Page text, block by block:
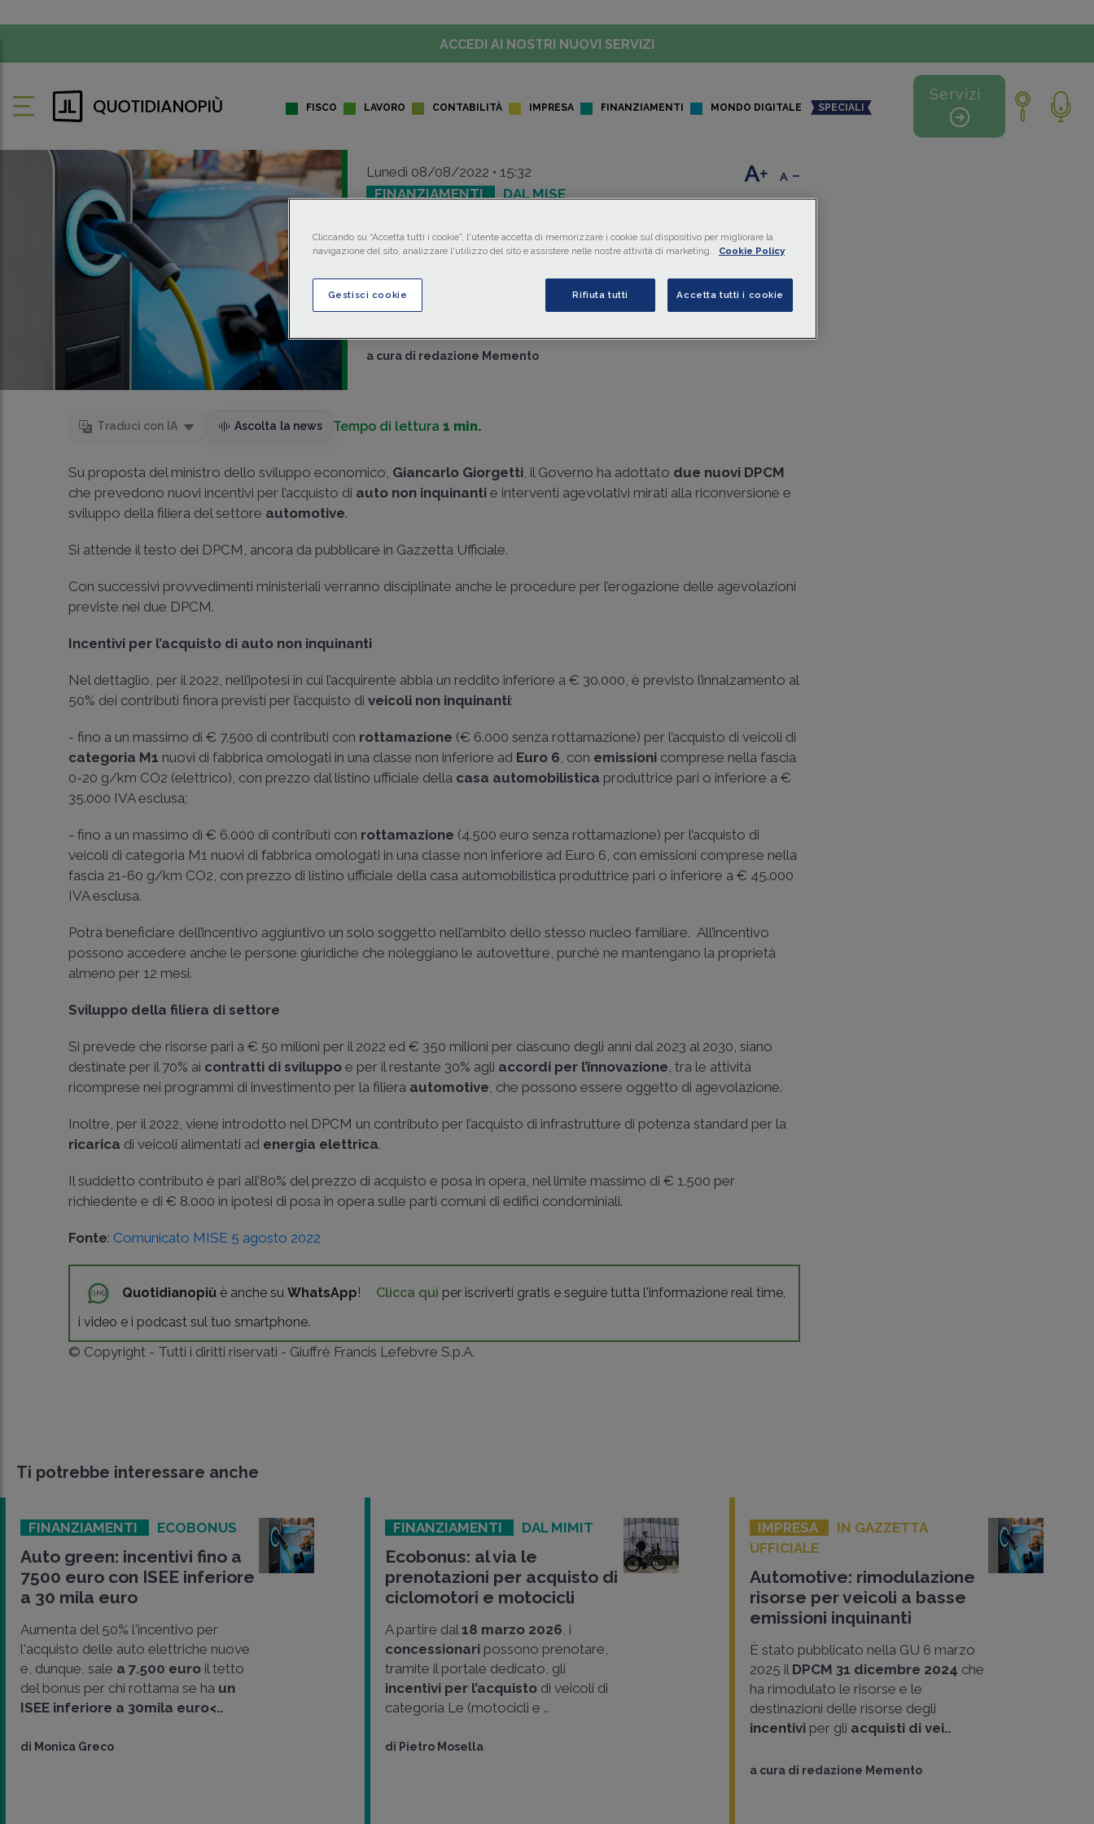
ACCEDI AI NOSTRI NUOVI SERVIZI
FISCO LAVORO CONTABILITÀ IMPRESA FINANZIAMENTI MONDO DIGITALE SPECIALI
Servizi
Lunedì 08/08/2022 • 15:32
FINANZIAMENTI
DAL MISE
inquinanti
Il Governo ha previsto nuovi incentiviper l’acquisto diauto non
inquinanti
e interventi agevolativi mirati alla riconversionee allo
a cura di redazione Memento
+ -
CONDIVIDI
Traduci con IA Ascolta la news Tempo di lettura1 min.
Su proposta del ministro dello sviluppo economico, Giancarlo Giorgetti, il Governo ha adottato due nuovi DPCM
che prevedono nuovi incentivi per l’acquisto di auto non inquinanti e interventi agevolativi mirati alla riconversione e
sviluppo della filiera del settore automotive.
Si attende il testo dei DPCM, ancora da pubblicare in Gazzetta Ufficiale.
Con successivi provvedimenti ministeriali verranno disciplinate anche le procedure per l’erogazione delle agevolazioni
previste nei due DPCM.
Incentivi per l’acquisto di auto non inquinanti
Nel dettaglio, per il 2022, nell’ipotesi in cui l’acquirente abbia un reddito inferiore a € 30.000, è previsto l’innalzamento al
50% dei contributi finora previsti per l’acquisto diveicoli non inquinanti:
- fino a un massimo di € 7.500 di contributi con rottamazione (€ 6.000 senza rottamazione) per l’acquisto di veicoli di
categoria M1 nuovi di fabbrica omologati in una classe non inferiore ad Euro 6, con emissioni comprese nella fascia
0-20 g/km CO2 (elettrico), con prezzo dal listino ufficiale della casa automobilistica produttrice pari o inferiore a €
35.000 IVA esclusa;
- fino a un massimo di € 6.000 di contributi con rottamazione (4.500 euro senza rottamazione) per l’acquisto di
veicoli di categoria M1 nuovi di fabbrica omologati in una classe non inferiore ad Euro 6, con emissioni comprese nella
fascia 21-60 g/km CO2, con prezzo di listino ufficiale della casa automobilistica produttrice pari o inferiore a € 45.000
IVA esclusa.
Potrà beneficiare dell’incentivo aggiuntivo un solo soggetto nell’ambito dello stesso nucleo familiare. All’incentivo
possono accedere anche le persone giuridiche che noleggiano le autovetture, purché ne mantengano la proprietà
almeno per 12 mesi.
Sviluppo della filiera di settore
Si prevede che risorse pari a € 50 milioni per il 2022 ed € 350 milioni per ciascuno degli anni dal 2023 al 2030, siano
destinate per il 70% ai contratti di sviluppo e per il restante 30% agli accordi per l’innovazione, tra le attività
ricomprese nei programmi di investimento per la filiera automotive, che possono essere oggetto di agevolazione.
Inoltre, per il 2022, viene introdotto nel DPCM un contributo per l’acquisto di infrastrutture di potenza standard per la
ricarica di veicoli alimentati ad energia elettrica.
Il suddetto contributo è pari all’80% del prezzo di acquisto e posa in opera, nel limite massimo di € 1.500 per
richiedente e di € 8.000 in ipotesi di posa in opera sulle parti comuni di edifici condominiali.
Fonte: Comunicato MISE 5 agosto 2022
Quotidianopiù è anche suWhatsApp! Clicca qui per iscriverti gratis e seguire tutta l'informazione real time,
i video e i podcast sul tuo smartphone.
© Copyright - Tutti i diritti riservati - Giuffrè Francis Lefebvre S.p.A.
Ti potrebbe interessare anche
FINANZIAMENTI ECOBONUS
Auto green: incentivi fino a
7500 euro con ISEE inferiore
a 30 mila euro
Aumenta del 50% l'incentivo per
l'acquisto delle auto elettriche nuove
e, dunque, sale a 7.500 euro il tetto
del bonus per chi rottama se ha un
ISEE inferiore a 30mila euro<..
di Monica Greco
FINANZIAMENTI DAL MIMIT
Ecobonus: al via le
prenotazioni per acquisto di
ciclomotori e motocicli
A partire dal18 marzo 2026, i
concessionari possono prenotare,
tramite il portale dedicato, gli
incentivi per l’acquisto di veicoli di
categoria Le (motocicli e ..
di Pietro Mosella
IMPRESA
IN GAZZETTA
UFFICIALE
Automotive: rimodulazione
risorse per veicoli a basse
emissioni inquinanti
È stato pubblicato nella GU 6 marzo
2025 il DPCM 31 dicembre 2024 che
ha rimodulato le risorse e le
destinazioni delle risorse degli
incentivi per gli acquisti di vei..
a cura di redazione Memento
Cliccando su “Accetta tutti i cookie”, l'utente accetta di memorizzare i cookie sul dispositivo per migliorare la
navigazione del sito, analizzare l'utilizzo del sito e assistere nelle nostre attività di marketing.
Cookie Policy
Gestisci cookie Rifiuta tutti Accetta tutti i cookie